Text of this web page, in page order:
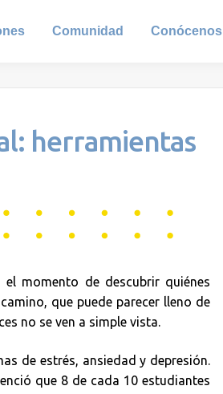
Comunidad Conócenos
herramientas
momento de descubrir quiénes
que puede parecer lleno de
no se ven a simple vista.
de estrés, ansiedad y depresión.
que 8 de cada 10 estudiantes